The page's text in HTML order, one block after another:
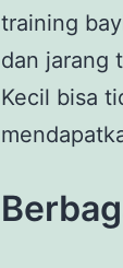
training
dan jarang
Kecil bisa